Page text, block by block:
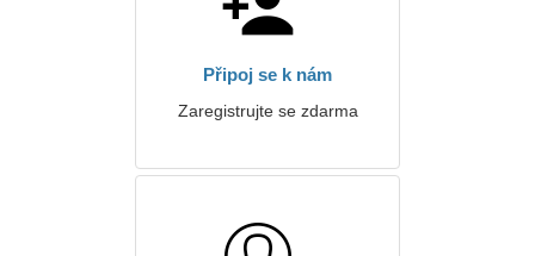
Připoj se k nám
Zaregistrujte se zdarma